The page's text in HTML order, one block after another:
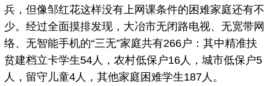
兵，但像邹红花这样没有上网课条件的困难家庭还有不
少。经过全面摸排发现，大冶市无闭路电视、无宽带网
络、无智能手机的“三无”家庭共有266户：其中精准扶
贫建档立卡学生54人，农村低保户16人，城市低保户5
人，留守儿童4人，其他家庭困难学生187人。